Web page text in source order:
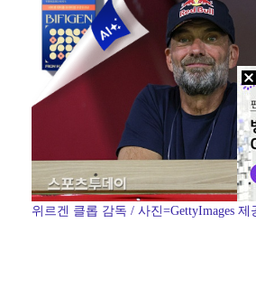
[ST포토] 키스오브라이프, '핫
[ST포토] 멋있는 타잔
위르겐 클롭 감독 / 사진=GettyImages 제